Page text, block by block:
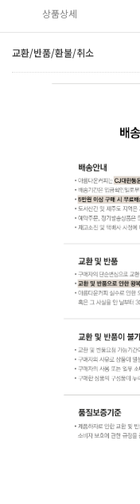
상품상세
교환/반품/환불/취소